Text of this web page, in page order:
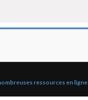
ressources en ligne